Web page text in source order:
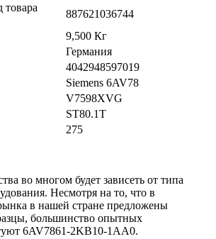
товара
887621036744
9,500 Кг
Германия
4042948597019
Siemens 6AV78
V7598XVG
ST80.1T
275
во многом будет зависеть от типа
Несмотря на то, что в
в нашей стране предложены
большинство опытных
6AV7861-2KB10-1AA0.